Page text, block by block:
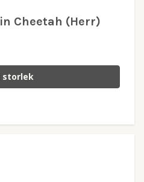
Cheetah (Herr)
storlek